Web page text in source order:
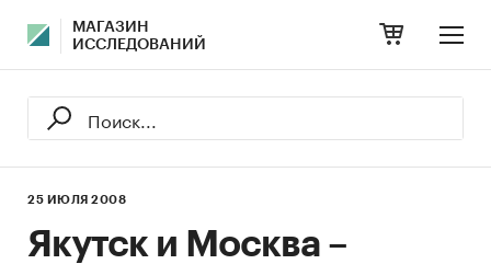
МАГАЗИН
ИССЛЕДОВАНИЙ
25 ИЮЛЯ 2008
Якутск и Москва –